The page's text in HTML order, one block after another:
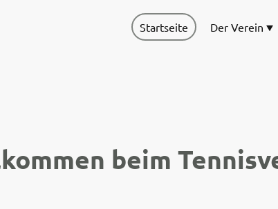
Startseite Der Verein
beim